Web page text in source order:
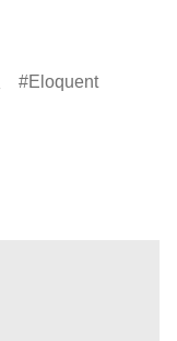
Eloquent